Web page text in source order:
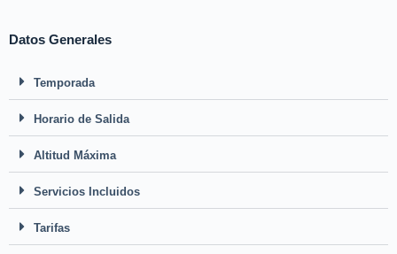
Datos Generales
Temporada
Horario de Salida
Altitud Máxima
Servicios Incluidos
Tarifas